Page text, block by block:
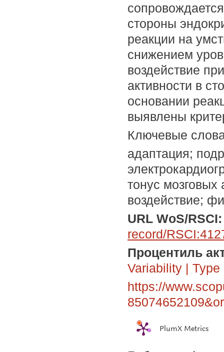
стороны
реакции на
снижением
воздействие
активности в
основании
выявлены
Ключевые
адаптация;
тонус мозговых
воздействие;
URL WoS/RSCI:
record/
Процентиль
Variability | Type
https://
PlumX Metrics